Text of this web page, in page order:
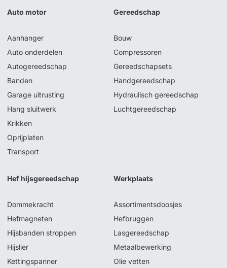
Auto motor
Aanhanger
Auto onderdelen
Autogereedschap
Banden
Garage uitrusting
Hang sluitwerk
Krikken
Oprijplaten
Transport
Gereedschap
Bouw
Compressoren
Gereedschapsets
Handgereedschap
Hydraulisch gereedschap
Luchtgereedschap
Hef hijsgereedschap
Dommekracht
Hefmagneten
Hijsbanden stroppen
Hijslier
Kettingspanner
Werkplaats
Assortimentsdoosjes
Hefbruggen
Lasgereedschap
Metaalbewerking
Olie vetten